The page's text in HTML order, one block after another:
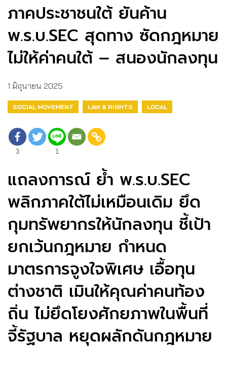
ภาคประชาชนใต้ ยันค้าน
พ.ร.บ.SEC สุดทาง ซัดกฎหมาย
ไม่ให้ค่าคนใต้ – สนองนักลงทุน
1 มิถุนายน 2025
SOCIAL MOVEMENT LAW & RIGHTS LOCAL
3 1
แถลงการณ์ ย้ำ พ.ร.บ.SEC
พลิกภาคใต้ไม่เหมือนเดิม ยึด
กุมทรัพยากรให้นักลงทุน ชี้เป้า
ยกเว้นกฎหมาย กำหนด
มาตรการจูงใจพิเศษ เอื้อทุน
ต่างชาติ เมินให้คุณค่าคนท้อง
ถิ่น ไม่ยึดโยงศักยภาพในพื้นที่
จี้รัฐบาล หยุดผลักดันกฎหมาย